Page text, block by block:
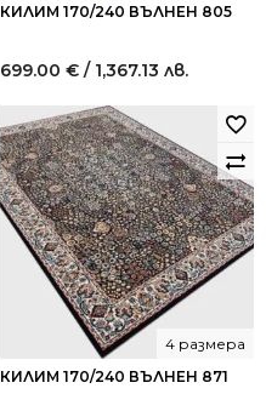
КИЛИМ 170/240 ВЪЛНЕН 805
699.00 € / 1,367.13 лв.
КИЛИМ 170/240 ВЪЛНЕН 871
4 размера